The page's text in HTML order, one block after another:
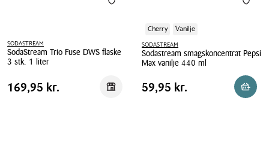
SODASTREAM
SodaStream Trio Fuse DWS flaske
3 stk. 1 liter
SodaStream
Trio
Pris
Pris 169,95 kr.
169,95 kr. Reservér i butik
Cherry Vanilje
SODASTREAM
Sodastream smagskoncentrat Pepsi
Max vanilje 440 ml
Sodastream
smagskoncentrat
Pris
tabel
Pris 59,95 kr.
59,95 kr.